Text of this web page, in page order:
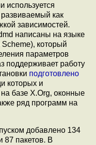
используется
развиваемый как
зависимостей.
написаны на языке
который
параметров
поддерживает работу
подготовлено
которых и
базе X.Org, оконные
ряд программ на
добавлено 134
87 пакетов. В